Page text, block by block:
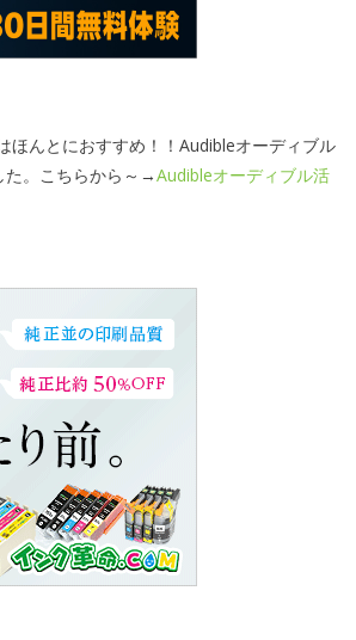
ほんとにおすすめ！！Audibleオーディブル
た。こちらから～→Audibleオーディブル活